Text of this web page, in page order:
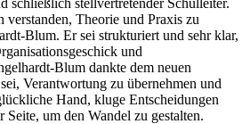
verstanden, Theorie und Praxis zu
Blum. Er sei strukturiert und sehr klar,
und
Blum dankte dem neuen
Verantwortung zu übernehmen und
Hand, kluge Entscheidungen
Seite, um den Wandel zu gestalten.